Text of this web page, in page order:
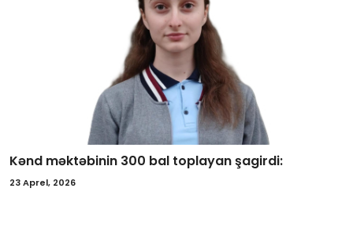
Kənd məktəbinin 300 bal toplayan şagirdi:
23 Aprel, 2026